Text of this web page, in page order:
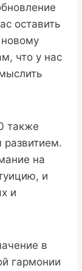
оставить
что у нас
также
развитием.
на
и
и
в
гармонии